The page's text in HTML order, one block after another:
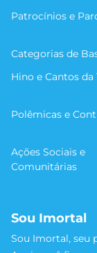
Patrocínios e
Categorias de
Hino e Cantos da
Polêmicas e
Ações Sociais e
Comunitárias
Sou Imortal
Sou Imortal, seu